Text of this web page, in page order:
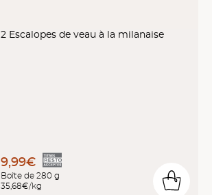
2 Escalopes de veau à la milanaise
9,99€
Boîte de 280 g
35,68€/kg